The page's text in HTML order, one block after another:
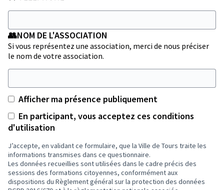
👥NOM DE L'ASSOCIATION
Si vous représentez une association, merci de nous préciser
le nom de votre association.
Afficher ma présence publiquement
En participant, vous acceptez ces conditions
d'utilisation
J’accepte, en validant ce formulaire, que la Ville de Tours traite les
informations transmises dans ce questionnaire.
Les données recueillies sont utilisées dans le cadre précis des
sessions des formations citoyennes, conformément aux
dispositions du Règlement général sur la protection des données